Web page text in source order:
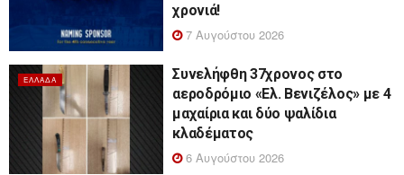
χρονιά!
7 Αυγούστου 2026
ΕΛΛΆΔΑ
Συνελήφθη 37χρονος στο
αεροδρόμιο «Ελ. Βενιζέλος» με 4
μαχαίρια και δύο ψαλίδια
κλαδέματος
6 Αυγούστου 2026